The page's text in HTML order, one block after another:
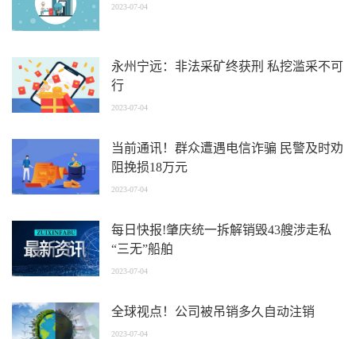
2023-07-04
永州宁远：非法采矿终获刑 私挖滥采不可
行
2023-07-04
当前通讯！群众遭遇电信诈骗 民警及时劝
阻挽损18万元
2023-07-04
每日快报!肇庆统一拆解销毁43艘涉走私
“三无”船舶
2023-07-04
全球视点！公司被吊销多久自动注销
2023-07-04